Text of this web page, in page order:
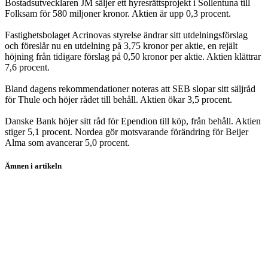
Bostadsutvecklaren JM säljer ett hyresrättsprojekt i Sollentuna till
Folksam för 580 miljoner kronor. Aktien är upp 0,3 procent.
Fastighetsbolaget Acrinovas styrelse ändrar sitt utdelningsförslag
och föreslår nu en utdelning på 3,75 kronor per aktie, en rejält
höjning från tidigare förslag på 0,50 kronor per aktie. Aktien klättrar
7,6 procent.
Bland dagens rekommendationer noteras att SEB slopar sitt säljråd
för Thule och höjer rådet till behåll. Aktien ökar 3,5 procent.
Danske Bank höjer sitt råd för Ependion till köp, från behåll. Aktien
stiger 5,1 procent. Nordea gör motsvarande förändring för Beijer
Alma som avancerar 5,0 procent.
Ämnen i artikeln